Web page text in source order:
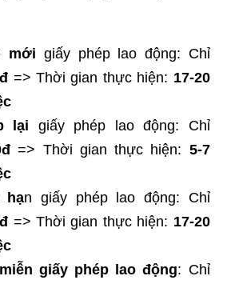
mới giấy phép lao động: Chỉ
=> Thời gian thực hiện: 17-20
lại giấy phép lao động: Chỉ
=> Thời gian thực hiện: 5-7
hạn giấy phép lao động: Chỉ
=> Thời gian thực hiện: 17-20
miễn giấy phép lao động: Chỉ